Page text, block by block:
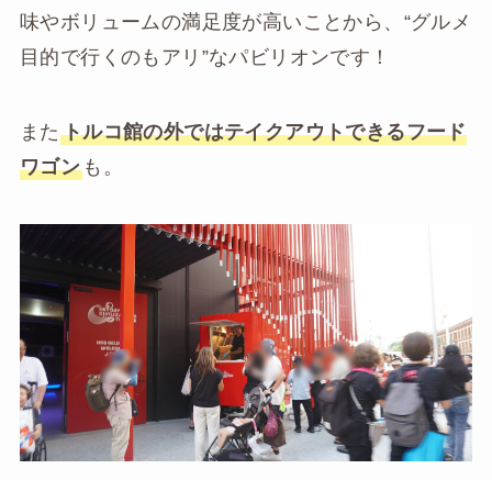
味やボリュームの満足度が高いことから、“グルメ
目的で行くのもアリ”なパビリオンです！
また トルコ館の外ではテイクアウトできるフード
ワゴン も。